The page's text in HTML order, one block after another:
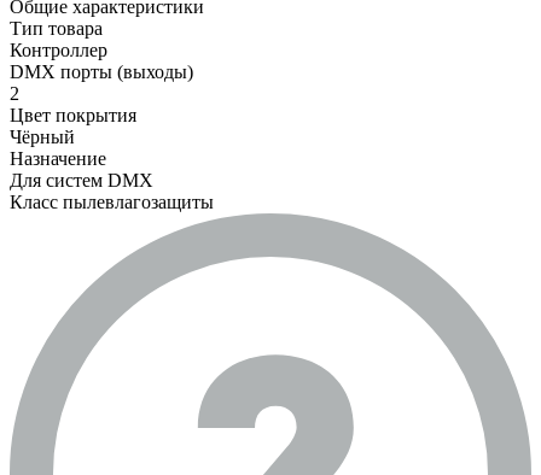
Общие характеристики
Тип товара
Контроллер
DMX порты (выходы)
2
Цвет покрытия
Чёрный
Назначение
Для систем DMX
Класс пылевлагозащиты